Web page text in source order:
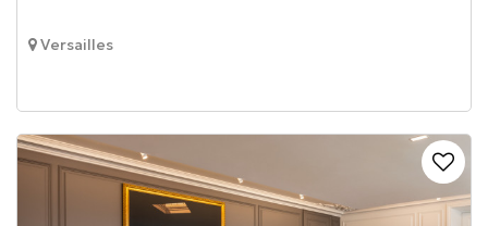
Versailles